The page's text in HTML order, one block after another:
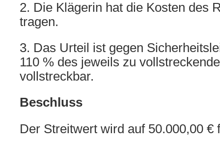
2. Die Klägerin hat die Kosten des
tragen.
3. Das Urteil ist gegen
110 % des jeweils zu
vollstreckbar.
Beschluss
Der Streitwert wird auf 50.000,00 €